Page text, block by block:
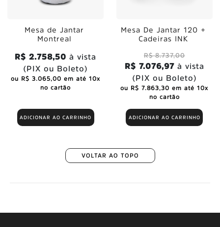
Mesa de Jantar
Montreal
ADICIONAR AO CARRINHO
R$ 2.758,50 à vista
(PIX ou Boleto)
ou R$ 3.065,00 em até 10x
no cartão
Mesa De Jantar 120 +
Cadeiras INK
ADICIONAR AO CARRINHO
R$ 8.737,00
R$ 7.076,97à vista
(PIX ou Boleto)
ou R$ 7.863,30 em até 10x
no cartão
VOLTAR AO TOPO